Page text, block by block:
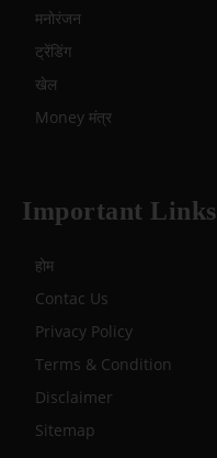
मनोरंजन
ट्रेंडिंग
खेल
Money मंत्र
Important Links
होम
Contac Us
Privacy Policy
Terms & Condition
Disclaimer
Sitemap